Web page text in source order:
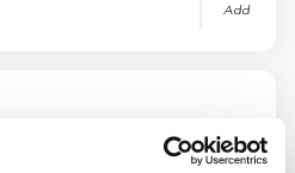
Add